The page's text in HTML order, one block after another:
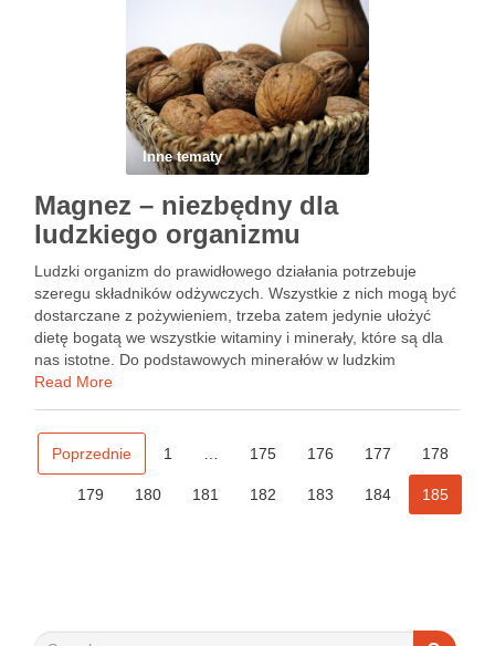
Inne tematy
Magnez – niezbędny dla
ludzkiego organizmu
Ludzki organizm do prawidłowego działania potrzebuje
szeregu składników odżywczych. Wszystkie z nich mogą być
dostarczane z pożywieniem, trzeba zatem jedynie ułożyć
dietę bogatą we wszystkie witaminy i minerały, które są dla
nas istotne. Do podstawowych minerałów w ludzkim
organizmie należy magnez, odpowiadający między innymi za
Read More
Poprzednie 1 175 176 177 178
179 180 181 182 183 184 185